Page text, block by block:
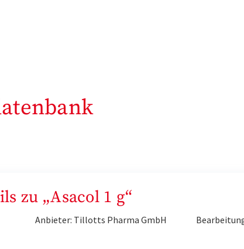
zu „Asacol 1 g“
Anbieter: Tillotts Pharma GmbH